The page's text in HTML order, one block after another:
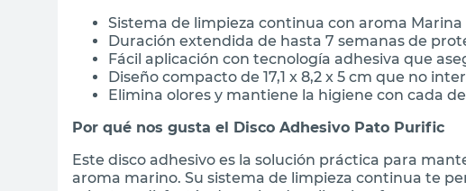
Sistema de limpieza continua con aroma
Duración extendida de hasta 7 semanas de
Fácil aplicación con tecnología adhesiva que
Diseño compacto de 17,1 x 8,2 x 5 cm que no
Elimina olores y mantiene la higiene con cada
Por qué nos gusta el Disco Adhesivo Pato Purific
Este disco adhesivo es la solución práctica para
aroma marino. Su sistema de limpieza continua te